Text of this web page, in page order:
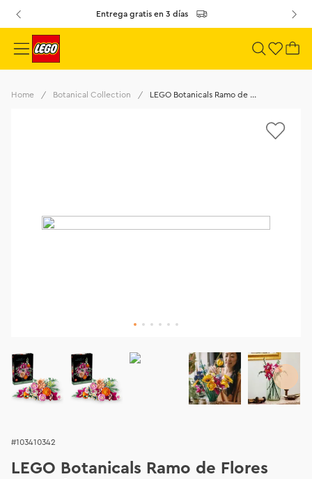
Entrega gratis en 3 días
Botanical Collection LEGO Botanicals Ramo de Flores Fantasía en Rosa 10342
103410342
LEGO Botanicals Ramo de Flores